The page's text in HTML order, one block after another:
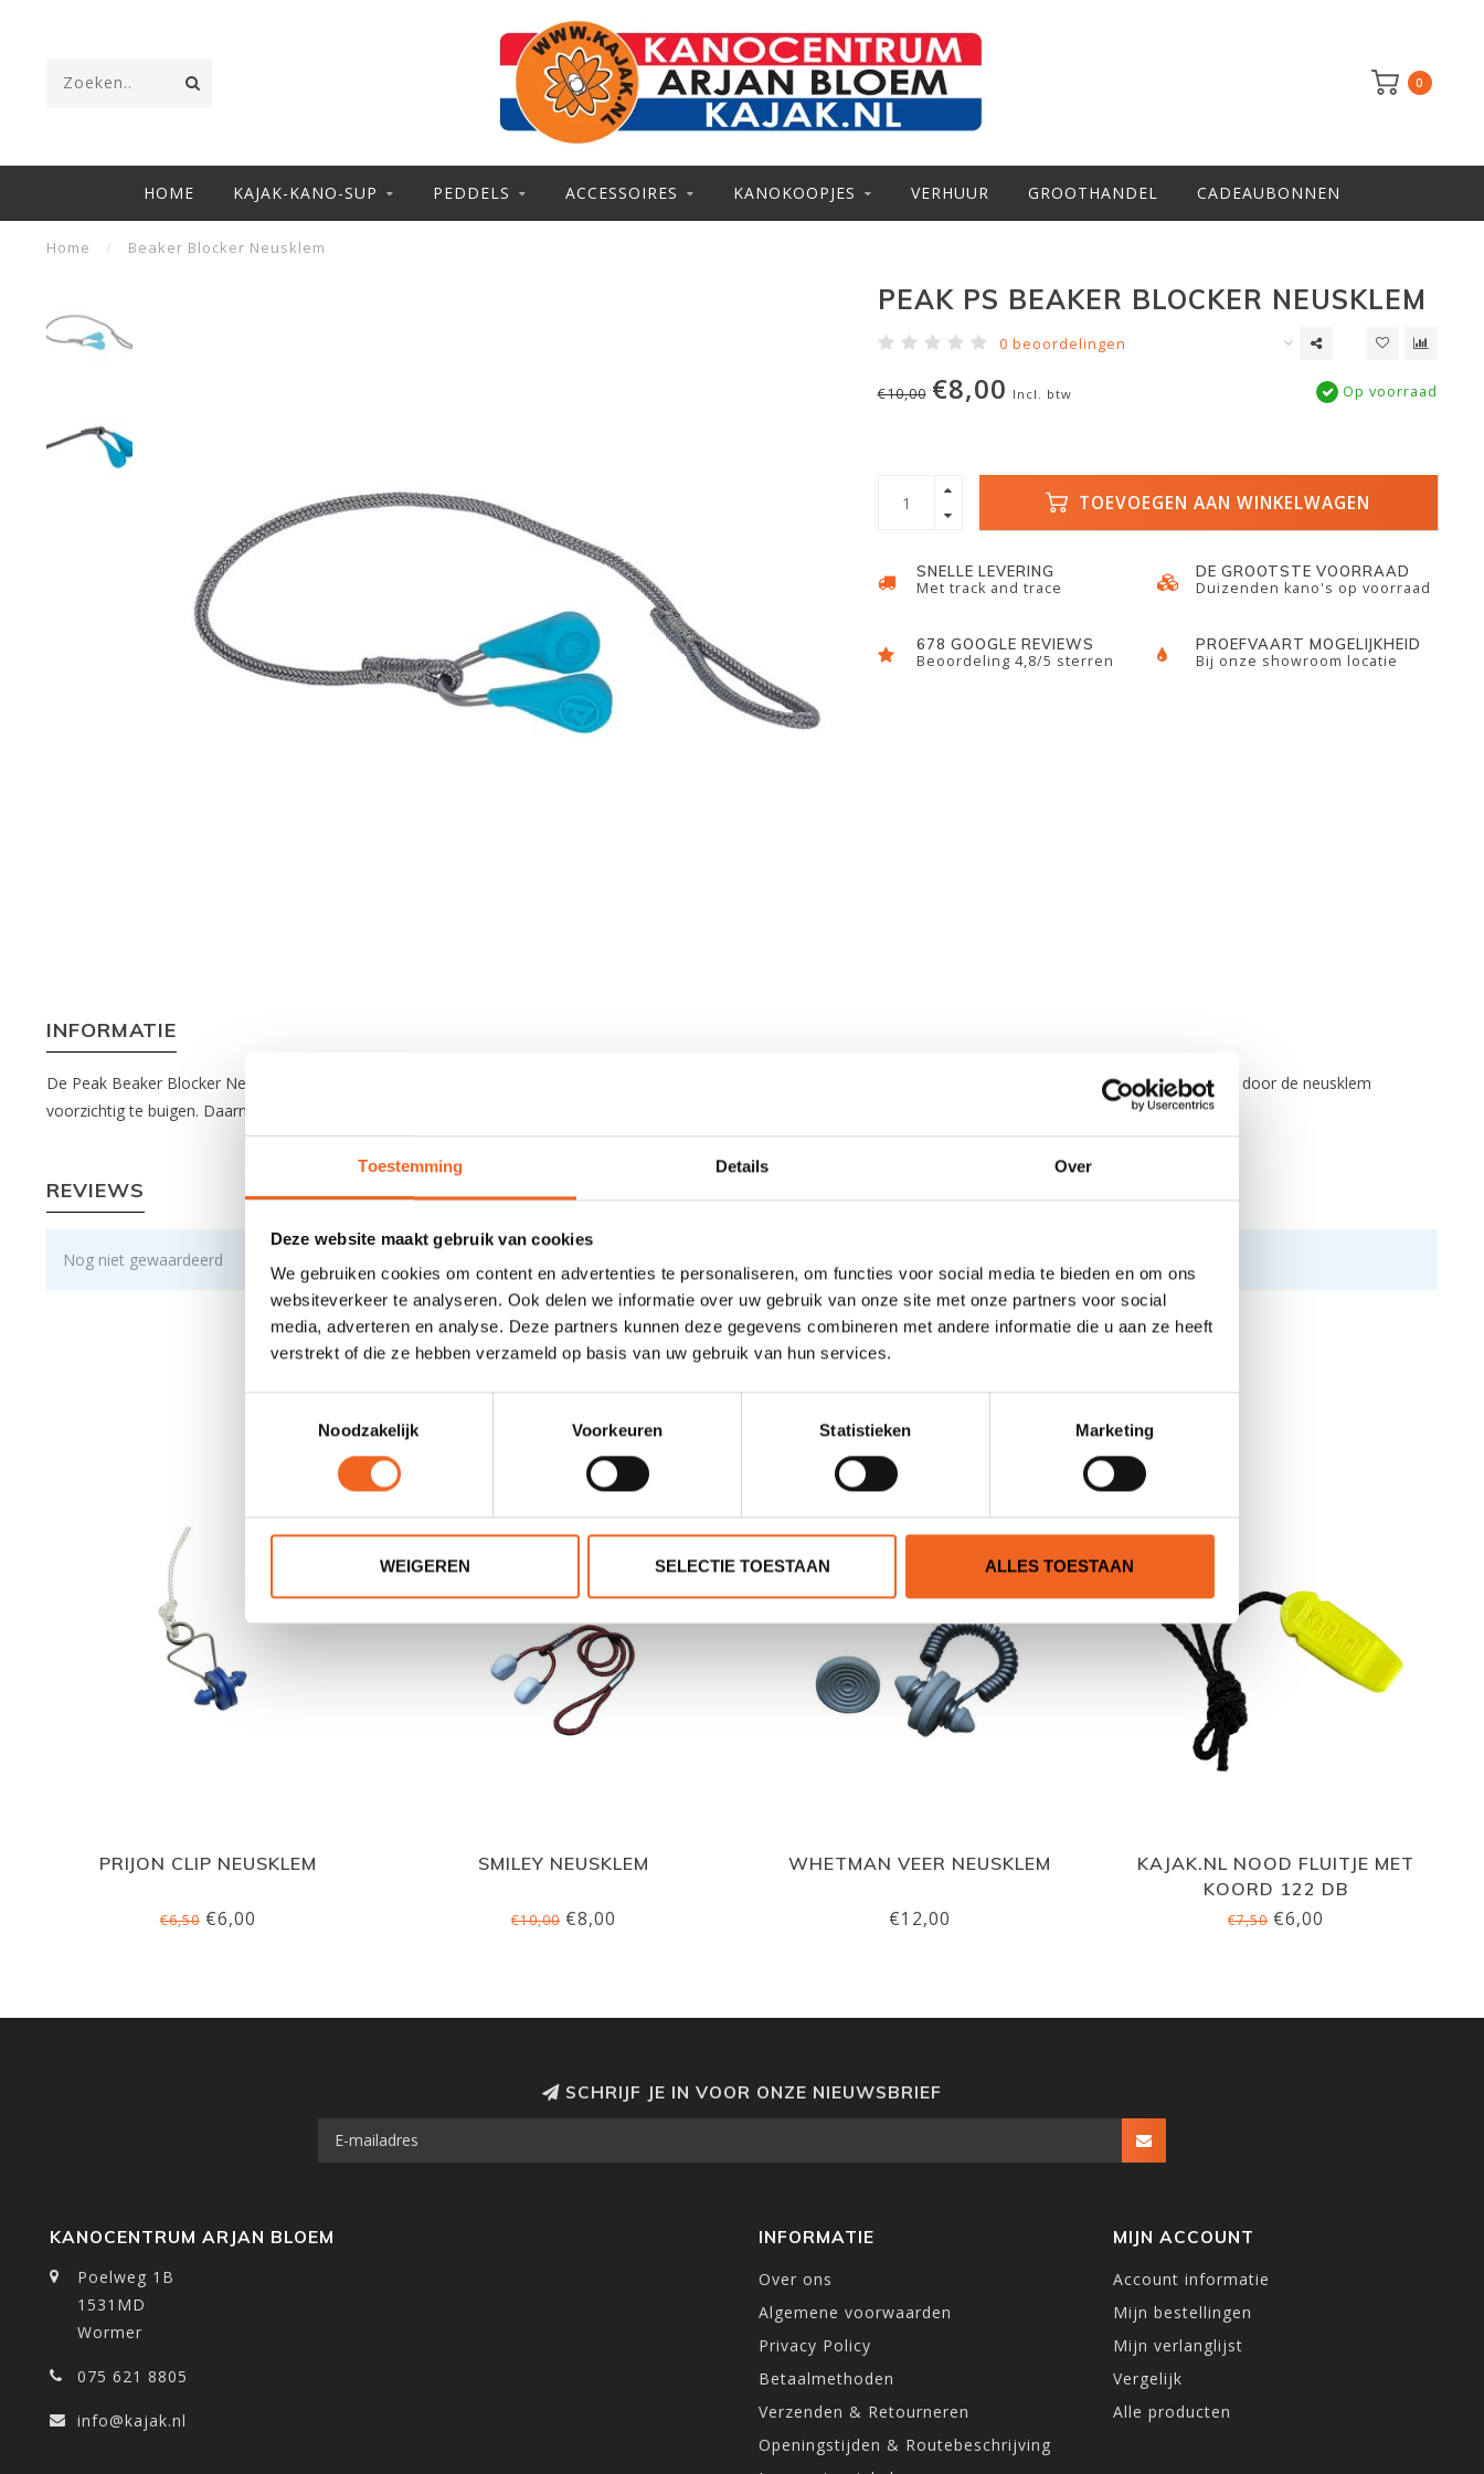
Toestemming Details Over
Deze website maakt gebruik van cookies
We gebruiken cookies om content en advertenties te personaliseren, om functies voor social media te bieden en om ons
websiteverkeer te analyseren. Ook delen we informatie over uw gebruik van onze site met onze partners voor social
media, adverteren en analyse. Deze partners kunnen deze gegevens combineren met andere informatie die u aan ze heeft
verstrekt of die ze hebben verzameld op basis van uw gebruik van hun services.
Noodzakelijk
Voorkeuren Statistieken Marketing
WEIGEREN SELECTIE TOESTAAN ALLES TOESTAAN
0
HOME KAJAK-KANO-SUP PEDDELS ACCESSOIRES KANOKOOPJES VERHUUR GROOTHANDEL CADEAUBONNEN
Home / Beaker Blocker Neusklem
PEAK PS BEAKER BLOCKER NEUSKLEM
0 beoordelingen
€10,00 €8,00 Incl. btw Op voorraad
TOEVOEGEN AAN WINKELWAGEN
SNELLE LEVERING
Met track and trace
DE GROOTSTE VOORRAAD
Duizenden kano's op voorraad
678 GOOGLE REVIEWS
Beoordeling 4,8/5 sterren
PROEFVAART MOGELIJKHEID
Bij onze showroom locatie
INFORMATIE
De Peak Beaker Blocker Neusklem is zeer geschikt voor freestyle en wildwater kajakkers. De druk die op de neus wordt uitgeoefend kan eenvoudig aangepast worden door de neusklem
voorzichtig te buigen. Daarnaast kan het touw (25 centimeter lang) gebruikt worden om de neusklem te bevestigen aan het bandje van de helm.
REVIEWS
Nog niet gewaardeerd
0 sterren op basis van 0 beoordelingen
GERELATEERDE PRODUCTEN
PRIJON CLIP NEUSKLEM
€6,50€6,00
SMILEY NEUSKLEM
€10,00€8,00
WHETMAN VEER NEUSKLEM
€12,00
KAJAK.NL NOOD FLUITJE MET
KOORD 122 DB
€7,50€6,00
SCHRIJF JE IN VOOR ONZE NIEUWSBRIEF
KANOCENTRUM ARJAN BLOEM
Poelweg 1B
1531MD
Wormer
075 621 8805
info@kajak.nl
INFORMATIE
Over ons
Algemene voorwaarden
Privacy Policy
Betaalmethoden
Verzenden & Retourneren
Openingstijden & Routebeschrijving
MIJN ACCOUNT
Account informatie
Mijn bestellingen
Mijn verlanglijst
Vergelijk
Alle producten